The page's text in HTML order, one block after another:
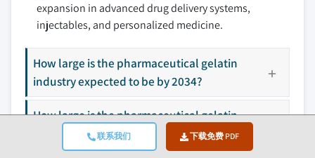
联系我们 下载免费 PDF
expansion in advanced drug delivery systems,
injectables, and personalized medicine.
How large is the pharmaceutical gelatin
industry expected to be by 2034?
How large is the pharmaceutical gelatin
industry expected to be by 2034?